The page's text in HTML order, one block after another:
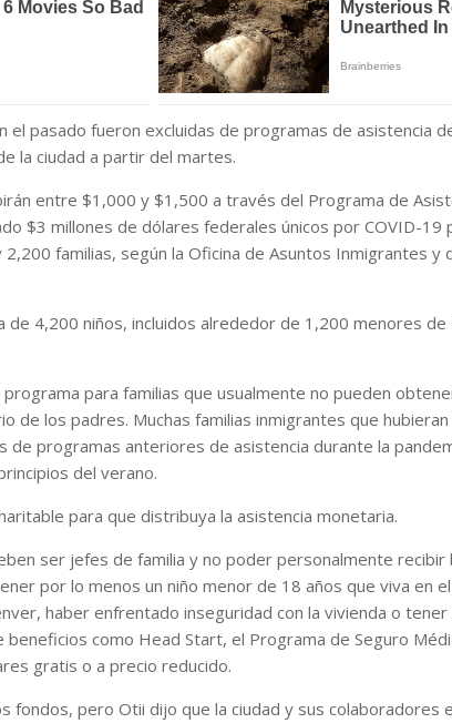
el pasado fueron excluidas de programas de asistencia
la ciudad a partir del martes.
entre $1,000 y $1,500 a través del Programa de
$3 millones de dólares federales únicos por COVID-19
familias, según la Oficina de Asuntos Inmigrantes y
de 4,200 niños, incluidos alrededor de 1,200 menores
para familias que usualmente no pueden
de los padres. Muchas familias inmigrantes que
de programas anteriores de asistencia durante la
del verano.
para que distribuya la asistencia monetaria.
ser jefes de familia y no poder personalmente recibir
por lo menos un niño menor de 18 años que viva en
haber enfrentado inseguridad con la vivienda o tener
como Head Start, el Programa de Seguro
gratis o a precio reducido.
fondos, pero Otii dijo que la ciudad y sus colaboradores